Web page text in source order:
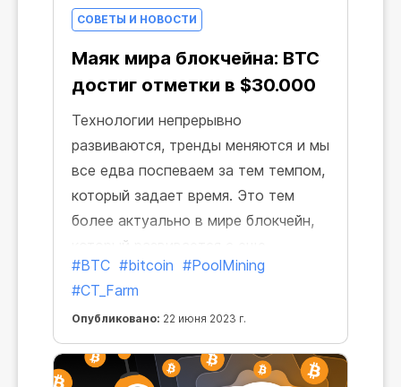
СОВЕТЫ И НОВОСТИ
Маяк мира блокчейна: BTC
достиг отметки в $30.000
Технологии непрерывно
развиваются, тренды меняются и мы
все едва поспеваем за тем темпом,
который задает время. Это тем
более актуально в мире блокчейн,
который развивается с еще
большей скоростью, чем наша с
вами повседневность. Прекрасно,
что в нем есть стабильный
ориентир, который остается с нами
в любой ситуации — Биткоин.
#BTC #bitcoin #PoolMining
#CT_Farm
Опубликовано: 22 июня 2023 г.